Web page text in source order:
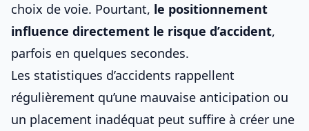
choix de voie. Pourtant, le positionnement
influence directement le risque d’accident,
parfois en quelques secondes.
Les statistiques d’accidents rappellent
régulièrement qu’une mauvaise anticipation ou
un placement inadéquat peut suffire à créer une